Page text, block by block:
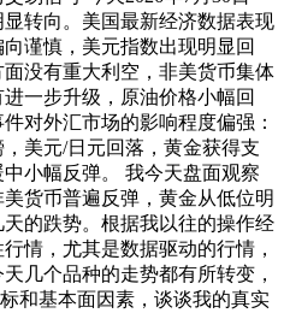
显转向。美国最新经济数据表现
谨慎，美元指数出现明显回
没有重大利空，非美货币集体
一步升级，原油价格小幅回
对外汇市场的影响程度偏强：
美元/日元回落，黄金获得支
小幅反弹。 我今天盘面观察
货币普遍反弹，黄金从低位明
的跌势。根据我以往的操作经
情，尤其是数据驱动的行情，
几个品种的走势都有所转变，
和基本面因素，谈谈我的真实